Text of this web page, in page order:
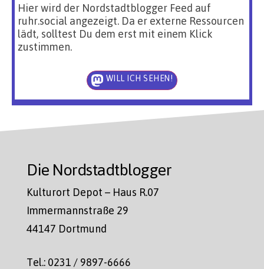
Hier wird der Nordstadtblogger Feed auf
ruhr.social angezeigt. Da er externe Ressourcen
lädt, solltest Du dem erst mit einem Klick
zustimmen.
WILL ICH SEHEN!
Die Nordstadtblogger
Kulturort Depot – Haus R.07
Immermannstraße 29
44147 Dortmund
Tel.: 0231 / 9897-6666